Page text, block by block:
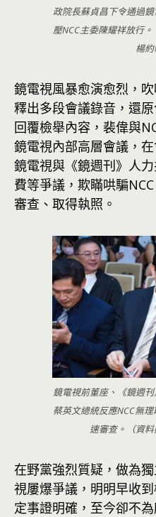
政院長蘇貞昌下令通過
壓NCC主委陳耀祥放行
楊約
鏡電視風暴愈演愈烈，
釋出多段會議錄音，還
回覆檢舉內容，裴偉與
鏡電視內部高層會議，
鏡電視與《鏡週刊》人
費等爭議，欺瞞哄騙
審查、取得執照。
鏡電視前董座、《鏡週
蔡英文總統反應NCC無
速審查。（資料
在野黨強烈質疑，做為
視屢爆爭議，明明早收
定事證明確，至今卻不